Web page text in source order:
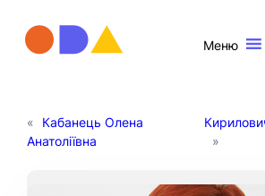
Меню
«
Кабанець Олена
Анатоліївна
»